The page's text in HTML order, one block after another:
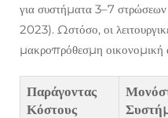
για συστήματα 3–7
2023). Ωστόσο, οι
μακροπρόθεσμη
Παράγοντας
Κόστους